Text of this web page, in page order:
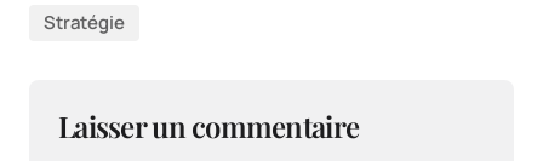
Stratégie
Laisser un commentaire